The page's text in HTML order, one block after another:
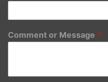
Comment or Message *